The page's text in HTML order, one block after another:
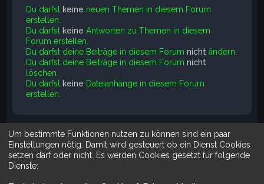
Du darfstkeine neuen Themen in diesem Forum
erstellen.
Du darfstkeine Antworten zu Themen in diesem
Forum erstellen.
Du darfst deine Beiträge in diesem Forumnicht ändern.
Du darfst deine Beiträge in diesem Forumnicht
löschen.
Du darfstkeine Dateianhänge in diesem Forum
erstellen.
SucheErweiterte Suche
Um bestimmte Funktionen nutzen zu können sind ein paar
Einstellungen nötig. Damit wird gesteuert ob ein Dienst Cookies
setzen darf oder nicht. Es werden Cookies gesetzt für folgende
Dienste: